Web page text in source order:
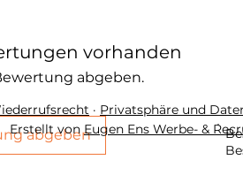
vorhanden
abgeben.
abgeben
· Privatsphäre und
Erstellt vonEugen Ens Werbe- &